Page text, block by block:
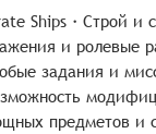
Ships・Строй и
и ролевые
задания и
предметов и